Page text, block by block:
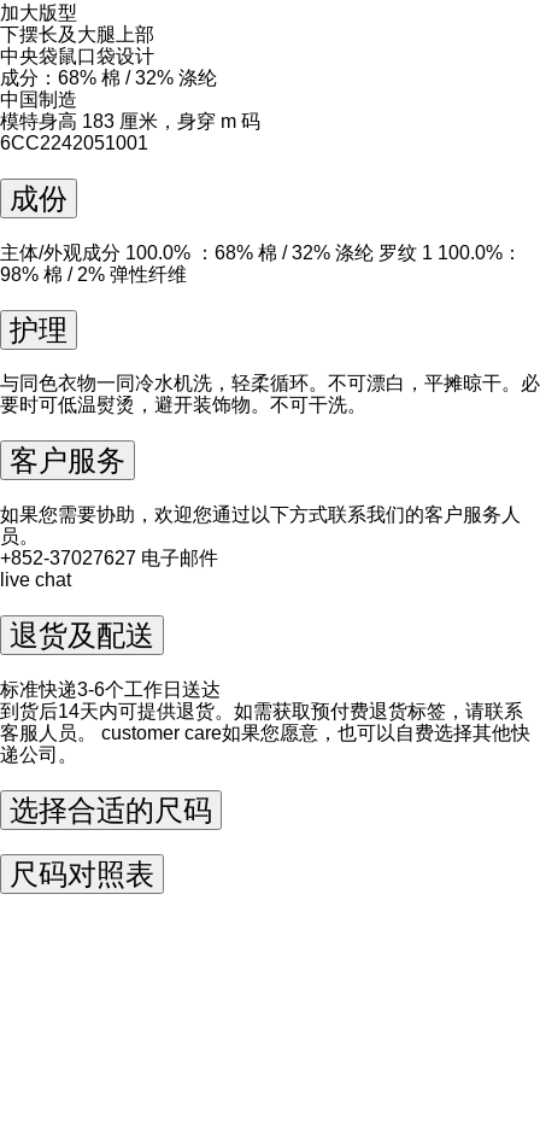
加大版型
下摆长及大腿上部
中央袋鼠口袋设计
成分：68% 棉 / 32% 涤纶
中国制造
模特身高 183 厘米，身穿 m 码
6CC2242051001
成份
主体/外观成分 100.0% ：68% 棉 / 32% 涤纶 罗纹 1 100.0%：
98% 棉 / 2% 弹性纤维
护理
与同色衣物一同冷水机洗，轻柔循环。不可漂白，平摊晾干。必
要时可低温熨烫，避开装饰物。不可干洗。
客户服务
如果您需要协助，欢迎您通过以下方式联系我们的客户服务人
员。
+852-37027627 电子邮件
live chat
退货及配送
标准快递3-6个工作日送达
到货后14天内可提供退货。如需获取预付费退货标签，请联系
客服人员。 customer care如果您愿意，也可以自费选择其他快
递公司。
选择合适的尺码
尺码对照表